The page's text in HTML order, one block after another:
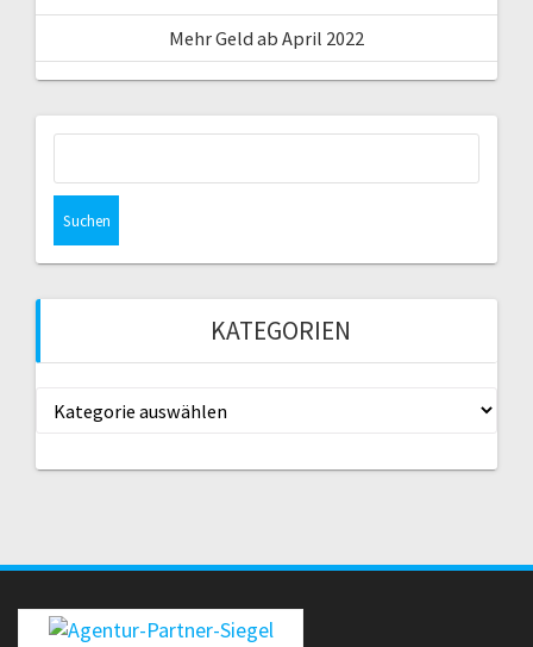
Mehr Geld ab April 2022
KATEGORIEN
Kategorien